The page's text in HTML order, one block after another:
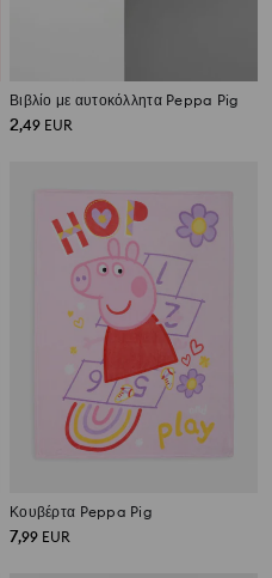
Βιβλίο με αυτοκόλλητα Peppa Pig
2,49 EUR
Κουβέρτα Peppa Pig
7,99 EUR